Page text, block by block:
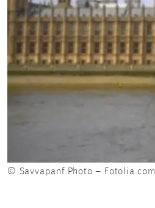
© Savvapanf Photo – Fotolia.com